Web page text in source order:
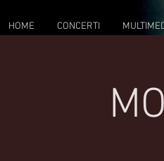
HOME CONCERTI